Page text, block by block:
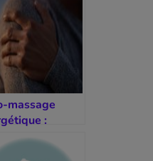
massage
:
sa vitalité
minutes